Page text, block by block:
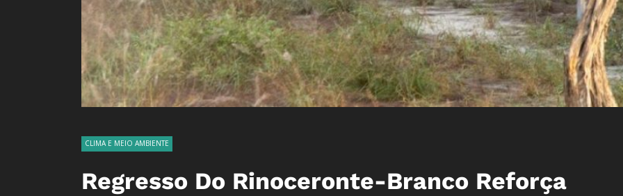
CLIMA E MEIO AMBIENTE
Regresso Do Rinoceronte-Branco Reforça